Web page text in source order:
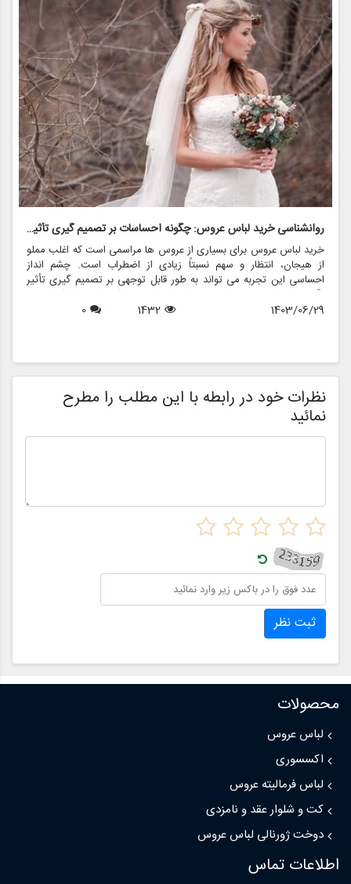
روانشناسی خرید لباس عروس: چگونه احساسات بر تصمیم گیری تأثیر می گذارد
خرید لباس عروس برای بسیاری از عروس ها مراسمی است که اغلب مملو
از هیجان، انتظار و سهم نسبتاً زیادی از اضطراب است. چشم انداز
احساسی این تجربه می تواند به طور قابل توجهی بر تصمیم گیری تأثیر
بگذارد و منجر به انتخاب هایی شود که نه تنها سبک شخصی بلکه عوامل
روانی عمیق تری را نیز منعکس می کند. در این مقاله، روانشناسی خرید
1403/06/29
1432
0
نظرات خود در رابطه با این مطلب را مطرح
نمائید
ثبت نظر
محصولات
لباس عروس
اکسسوری
لباس فرمالیته عروس
کت و شلوار عقد و نامزدی
دوخت ژورنالی لباس عروس
اطلاعات تماس